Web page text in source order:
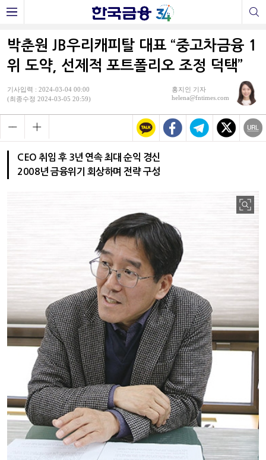
박춘원 JB우리캐피탈 대표 “중고차금융 1
위 도약, 선제적 포트폴리오 조정 덕택”
기사입력 : 2024-03-04 00:00
(최종수정 2024-03-05 20:59)
홍지인 기자
helena@fntimes.com
CEO 취임 후 3년 연속 최대 순익 경신
2008년 금융위기 회상하며 전략 구성